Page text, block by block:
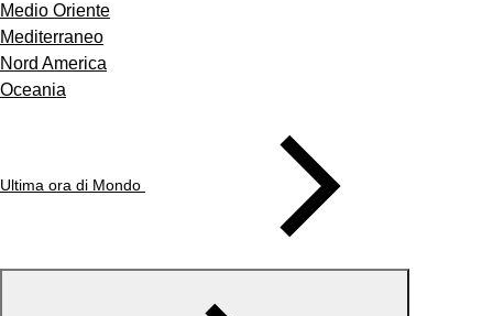
Medio Oriente
Mediterraneo
Nord America
Oceania
Ultima ora di Mondo